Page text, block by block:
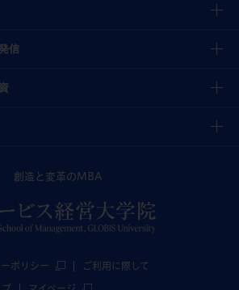
信
創造と変革のMBA
ポリシー ご利用に際して